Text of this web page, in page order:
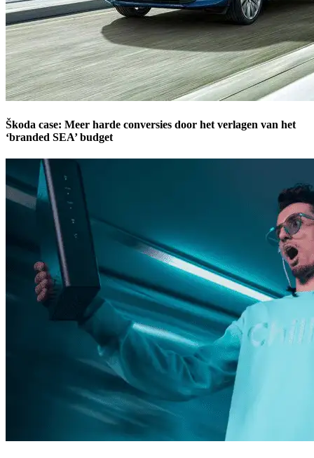
Škoda case: Meer harde conversies door het verlagen van het
‘branded SEA’ budget